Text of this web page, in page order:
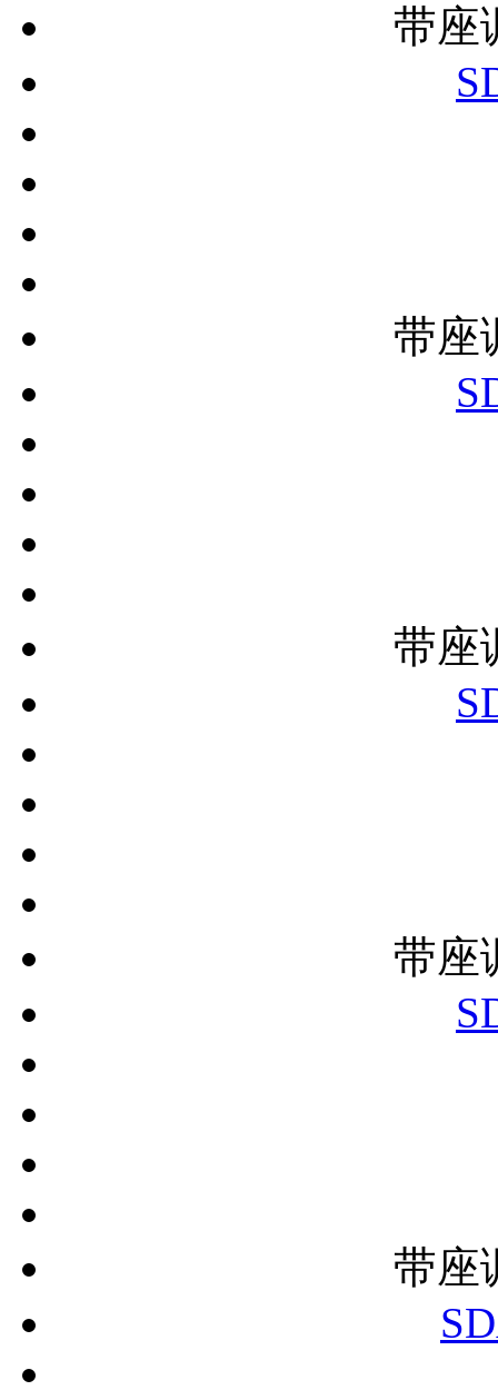
带座
带座
带座
带座
带座